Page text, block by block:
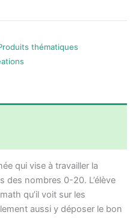
thématiques
qui vise à travailler la
des nombres 0-20. L’élève
qu’il voit sur les
aussi y déposer le bon